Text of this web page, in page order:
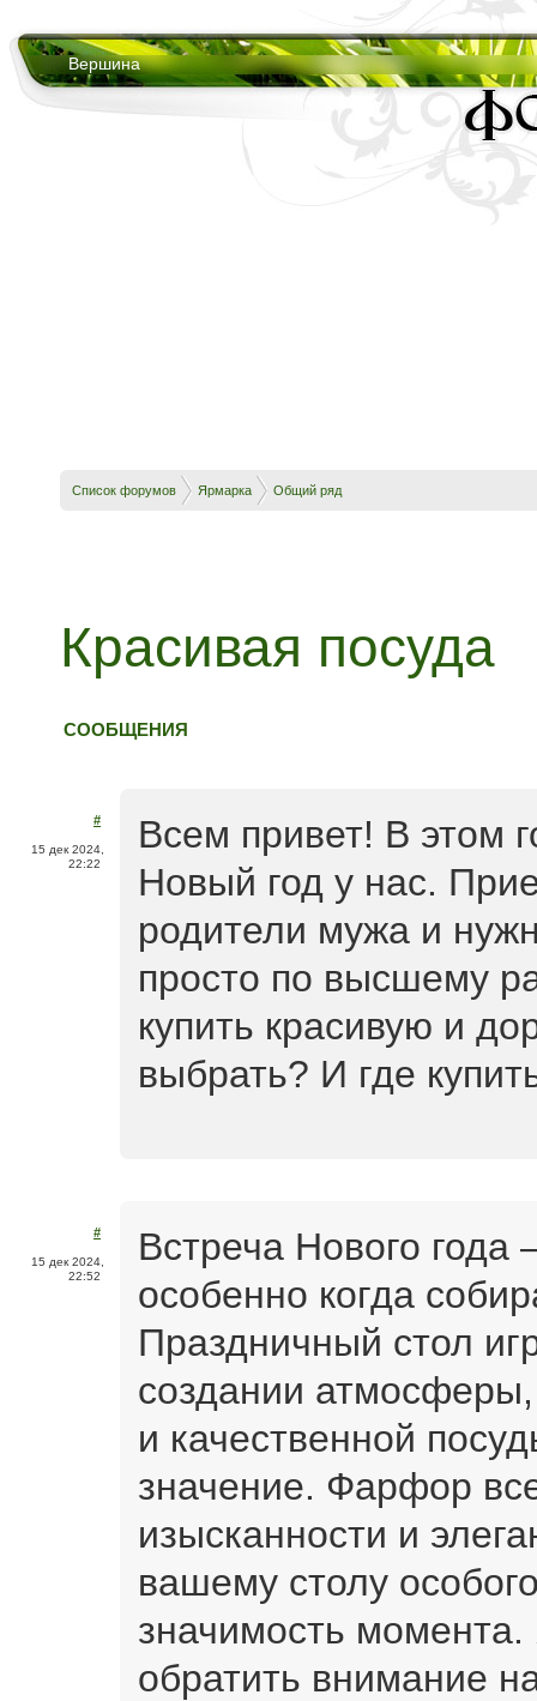
Вершина
Список форумов Ярмарка Общий ряд
Красивая посуда
СООБЩЕНИЯ
#
15 дек 2024,
22:22
Всем привет! В этом
Новый год у нас.
родители мужа и
просто по высшему
купить красивую и
выбрать? И где
#
15 дек 2024,
22:52
Встреча Нового года
особенно когда
Праздничный стол
создании
и качественной
значение. Фарфор
изысканности и
вашему столу
значимость
обратить внимание